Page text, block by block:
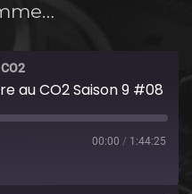
au CO2 Saison 9 #08
00:00 / 1:44:25